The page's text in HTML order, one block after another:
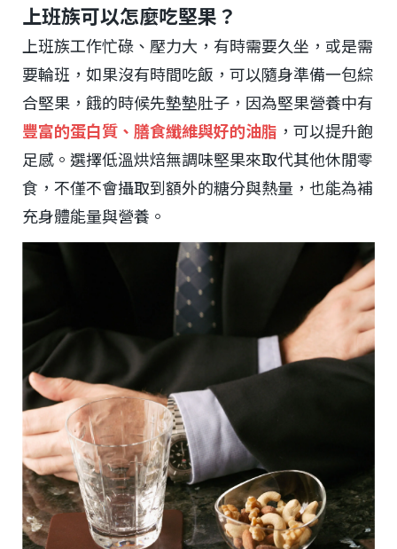
上班族可以怎麼吃堅果？
上班族工作忙碌、壓力大，有時需要久坐，或是需
要輪班，如果沒有時間吃飯，可以隨身準備一包綜
合堅果，餓的時候先墊墊肚子，因為堅果營養中有
豐富的蛋白質、膳食纖維與好的油脂 ，可以提升飽
足感。選擇低溫烘焙無調味堅果來取代其他休閒零
食，不僅不會攝取到額外的糖分與熱量，也能為補
充身體能量與營養。